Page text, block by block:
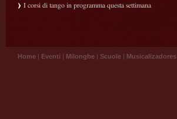
I corsi di tango in programma questa settimana
Home | Eventi | Milonghe | Scuole | Musicalizadores